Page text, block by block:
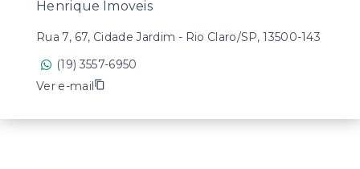
Henrique Imoveis
Rua 7, 67, Cidade Jardim - Rio Claro/SP, 13500-143
(19) 3557-6950
Ver e-mail